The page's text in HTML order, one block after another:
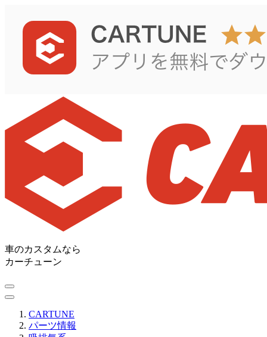
車のカスタムなら
カーチューン
CARTUNE
パーツ情報